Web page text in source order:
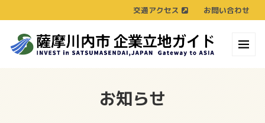
交通アクセス お問い合わせ
お知らせ